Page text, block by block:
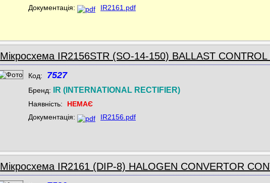
Документація: IR2161.pdf
Мікросхема IR2156STR (SO-14-150) BALLAST CONTROL
Код: 7527
Бренд: IR (INTERNATIONAL RECTIFIER)
Наявність:
НЕМАЄ
Документація:
IR2156.pdf
Мікросхема IR2161 (DIP-8) HALOGEN CONVERTOR